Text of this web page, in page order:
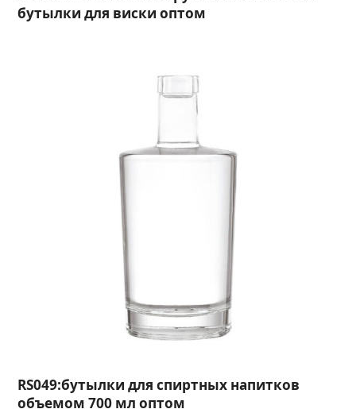
бутылки для виски оптом
RS049:бутылки для спиртных напитков
объемом 700 мл оптом